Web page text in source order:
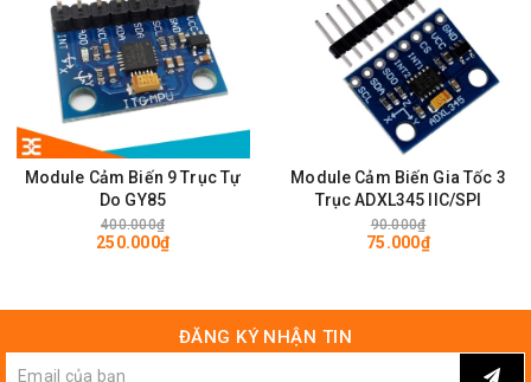
Nhiệt độ: -20°C to +50°C
Độ ẩm tương đối: 40%RH to 85%RH
Bảo quản: -40°C to +85°C
Độ ẩm môi trường: < 85%H
Thứ tự chân:
VCC (Đỏ)
GND (Đen)
TXD (Xanh lá)
Module Cảm Biến 9 Trục Tự
Do GY85
400.000₫
250.000₫
Module Cảm Biến Gia Tốc 3
Trục ADXL345 IIC/SPI
90.000₫
75.000₫
ĐĂNG KÝ NHẬN TIN